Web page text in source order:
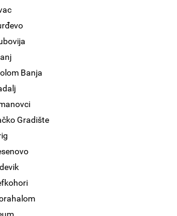
Banja
Gradište